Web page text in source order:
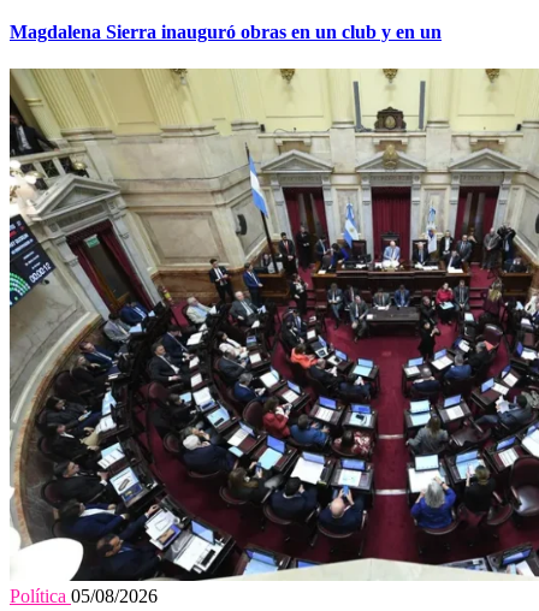
Magdalena Sierra inauguró obras en un club y en un
Política 05/08/2026